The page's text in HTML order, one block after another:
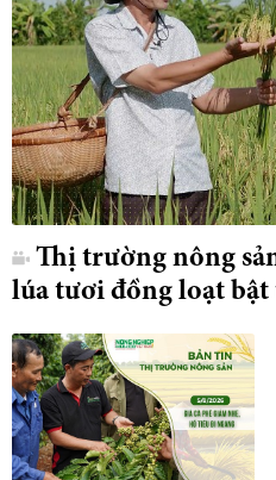
Thị trường nông
lúa tươi đồng loạt bật